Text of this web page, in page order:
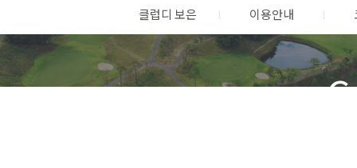
클럽디 보은 이용안내